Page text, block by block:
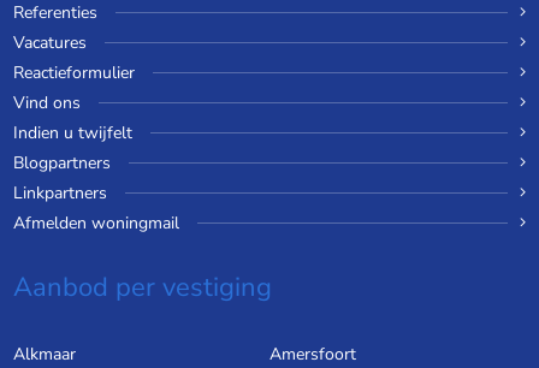
Referenties
Vacatures
Reactieformulier
Vind ons
Indien u twijfelt
Blogpartners
Linkpartners
Afmelden woningmail
Aanbod per vestiging
Alkmaar
Amersfoort